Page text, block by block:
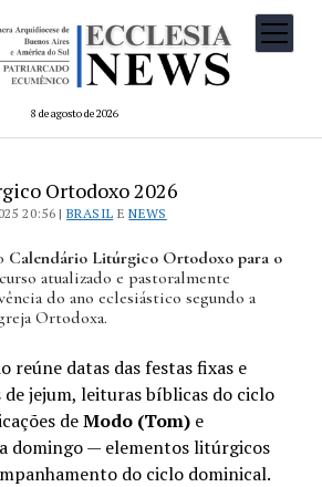
8 de agosto de 2026
Ortodoxo 2026
20:56 |BRASIL ENEWS
Calendário Litúrgico Ortodoxo para o
atualizado e pastoralmente
do ano eclesiástico segundo a
Ortodoxa.
reúne datas das festas fixas e
jejum, leituras bíblicas do ciclo
deModo (Tom)e
domingo — elementos litúrgicos
do ciclo dominical.